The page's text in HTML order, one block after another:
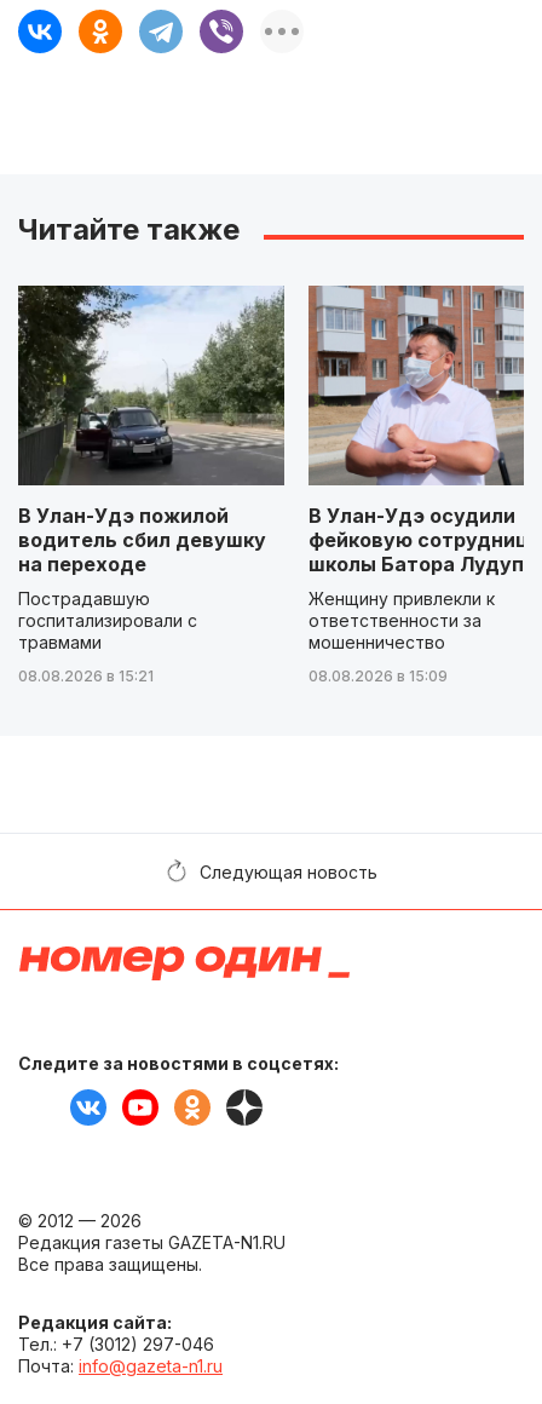
Читайте также
В Улан-Удэ пожилой
водитель сбил девушку
на переходе
Пострадавшую
госпитализировали с
травмами
08.08.2026 в 15:21
В Улан-Удэ осудили
фейковую сотрудницу
школы Батора
Женщину привлекли к
ответственности за
мошенничество
08.08.2026 в 15:09
Следующая новость
Следите за новостями в соцсетях:
© 2012 — 2026
Редакция газеты GAZETA-N1.RU
Все права защищены.
Редакция сайта:
Тел.: +7 (3012) 297-046
Почта: info@gazeta-n1.ru